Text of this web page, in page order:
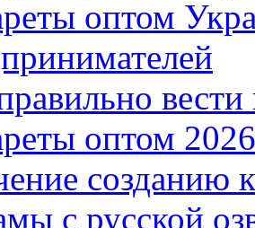
оптом
оптом
созданию
с русской